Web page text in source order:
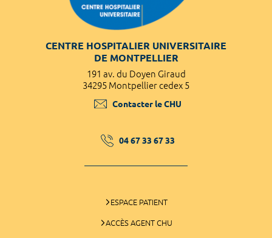
CENTRE HOSPITALIER UNIVERSITAIRE
DE MONTPELLIER
191 av. du Doyen Giraud
34295 Montpellier cedex 5
Contacter le CHU
04 67 33 67 33
ESPACE PATIENT
ACCÈS AGENT CHU